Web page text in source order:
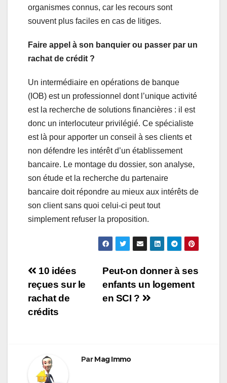
organismes connus, car les recours sont
souvent plus faciles en cas de litiges.
Faire appel à son banquier ou passer par un
rachat de crédit ?
Un intermédiaire en opérations de banque
(IOB) est un professionnel dont l’unique activité
est la recherche de solutions financières : il est
donc un interlocuteur privilégié. Ce spécialiste
est là pour apporter un conseil à ses clients et
non défendre les intérêt d’un établissement
bancaire. Le montage du dossier, son analyse,
son étude et la recherche du partenaire
bancaire doit répondre au mieux aux intérêts de
son client sans quoi celui-ci peut tout
simplement refuser la proposition.
Navigation
de
l’article
Peut-on donner à ses
enfants un logement
en SCI ?
10 idées
reçues sur le
rachat de
crédits
ParMag Immo